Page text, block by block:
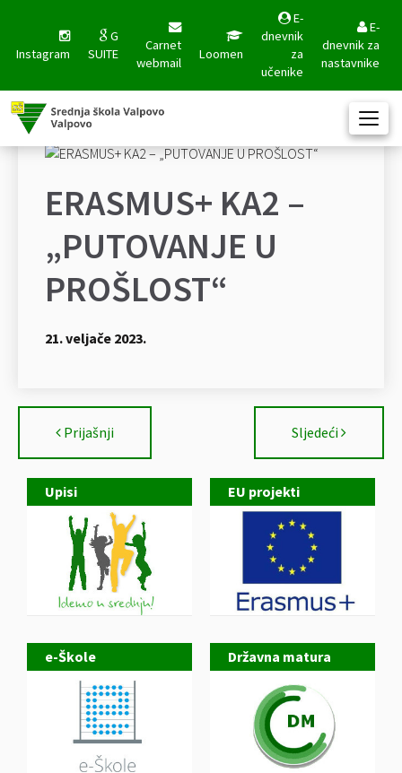
Instagram
G
SUITE
Carnet
webmail
Loomen
E-
dnevnik
za
učenike
E-
dnevnik za
nastavnike
Upisi EU projekti
e-Škole Državna matura
ERASMUS+ KA2 –
„PUTOVANJE U
PROŠLOST“
21. veljače 2023.
Prijašnji Sljedeći